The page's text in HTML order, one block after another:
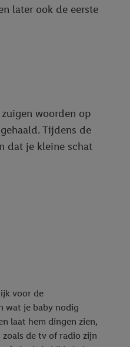
later ook de eerste
woorden op
Tijdens de
dat je kleine schat
voor de
wat je baby nodig
laat hem dingen zien,
de tv of radio zijn